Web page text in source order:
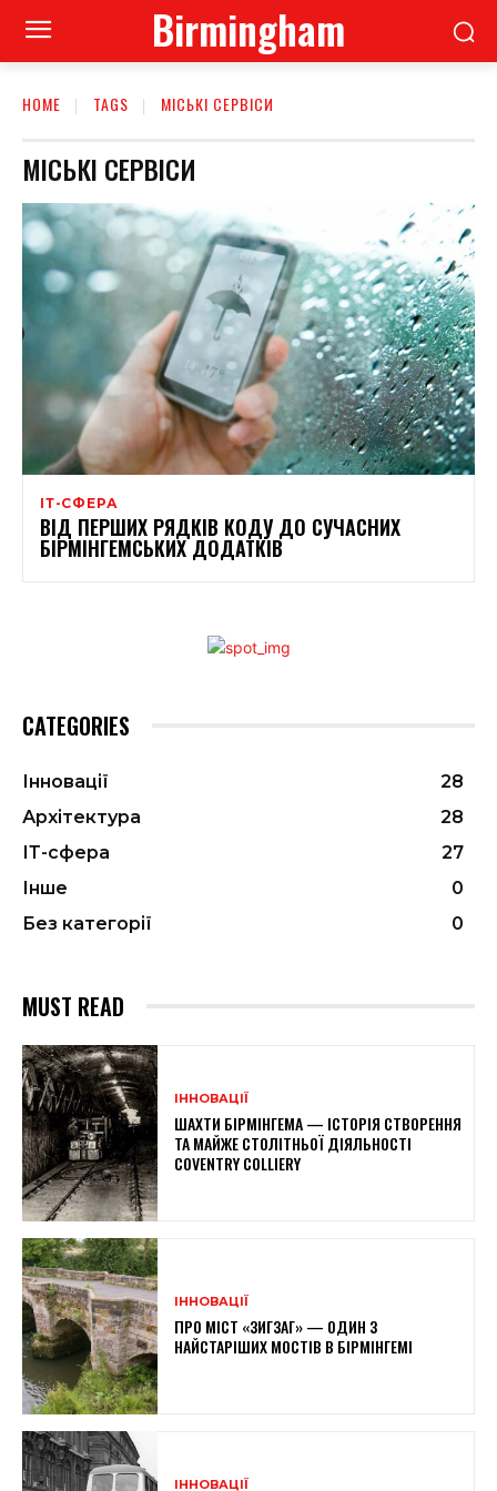
Birmingham
HOME TAGS МІСЬКІ СЕРВІСИ
МІСЬКІ СЕРВІСИ
ІТ-СФЕРА
ВІД ПЕРШИХ РЯДКІВ КОДУ ДО СУЧАСНИХ
БІРМІНГЕМСЬКИХ ДОДАТКІВ
CATEGORIES
Інновації
28
Архітектура
28
ІТ-сфера
27
Інше
0
Без категорії
0
MUST READ
ІННОВАЦІЇ
ШАХТИ БІРМІНГЕМА — ІСТОРІЯ СТВОРЕННЯ
ТА МАЙЖЕ СТОЛІТНЬОЇ ДІЯЛЬНОСТІ
COVENTRY COLLIERY
ІННОВАЦІЇ
ПРО МІСТ «ЗИГЗАГ» — ОДИН З
НАЙСТАРІШИХ МОСТІВ В БІРМІНГЕМІ
ІННОВАЦІЇ